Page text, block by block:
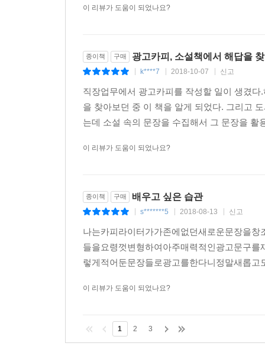
이 리뷰가 도움이 되었나요?
종이책 구매 광고카피, 소설책에서 해답을
k****7 2018-10-07 신고
직장업무에서 광고카피를 작성할 일이 생겼
을 찾아보던 중 이 책을 알게 되었다. 그리고
는데 소설 속의 문장을 수집해서 그 문장을
이 리뷰가 도움이 되었나요?
종이책 구매 배우고 싶은 습관
s*******5 2018-08-13 신고
나는카피라이터가가존에없던새로운문장을
들을요령껏변형하여아주매력적인광고문구
렇게적어둔문장들로광고를한다니정말새롭
이 리뷰가 도움이 되었나요?
1 2 3